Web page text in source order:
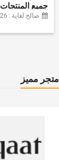
جميع
صالح لغاية : 30th Sep 2026
متجر مميز